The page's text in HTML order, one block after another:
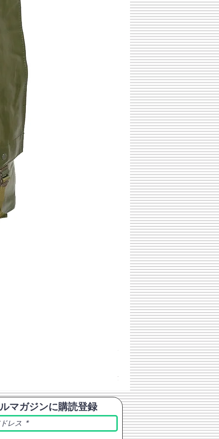
チェコスロバキア軍 連邦共
価格
￥398
消費税込み
マガジンに購読登録